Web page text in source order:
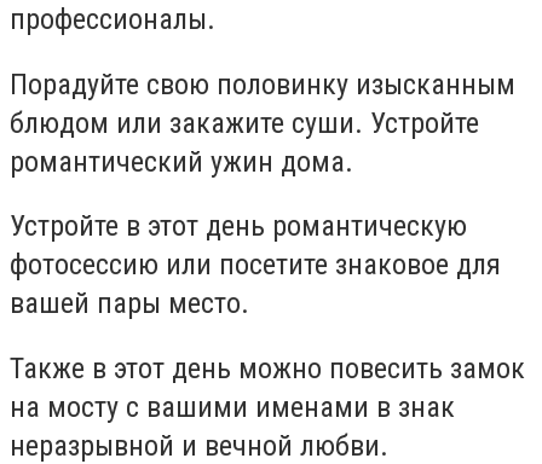
профессионалы.
Порадуйте свою половинку изысканным
блюдом или закажите суши. Устройте
романтический ужин дома.
Устройте в этот день романтическую
фотосессию или посетите знаковое для
вашей пары место.
Также в этот день можно повесить замок
на мосту с вашими именами в знак
неразрывной и вечной любви.